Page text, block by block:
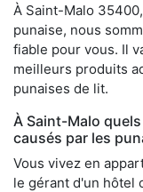
À Saint-Malo
punaise, nous
fiable pour vous. Il
meilleurs produits
punaises de lit.
À Saint-Malo
causés par les
Vous vivez en
le gérant d'un hôtel